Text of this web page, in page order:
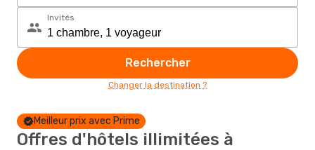
Invités
Rechercher
Changer la destination ?
Meilleur prix avec Prime
Offres d'hôtels illimitées à